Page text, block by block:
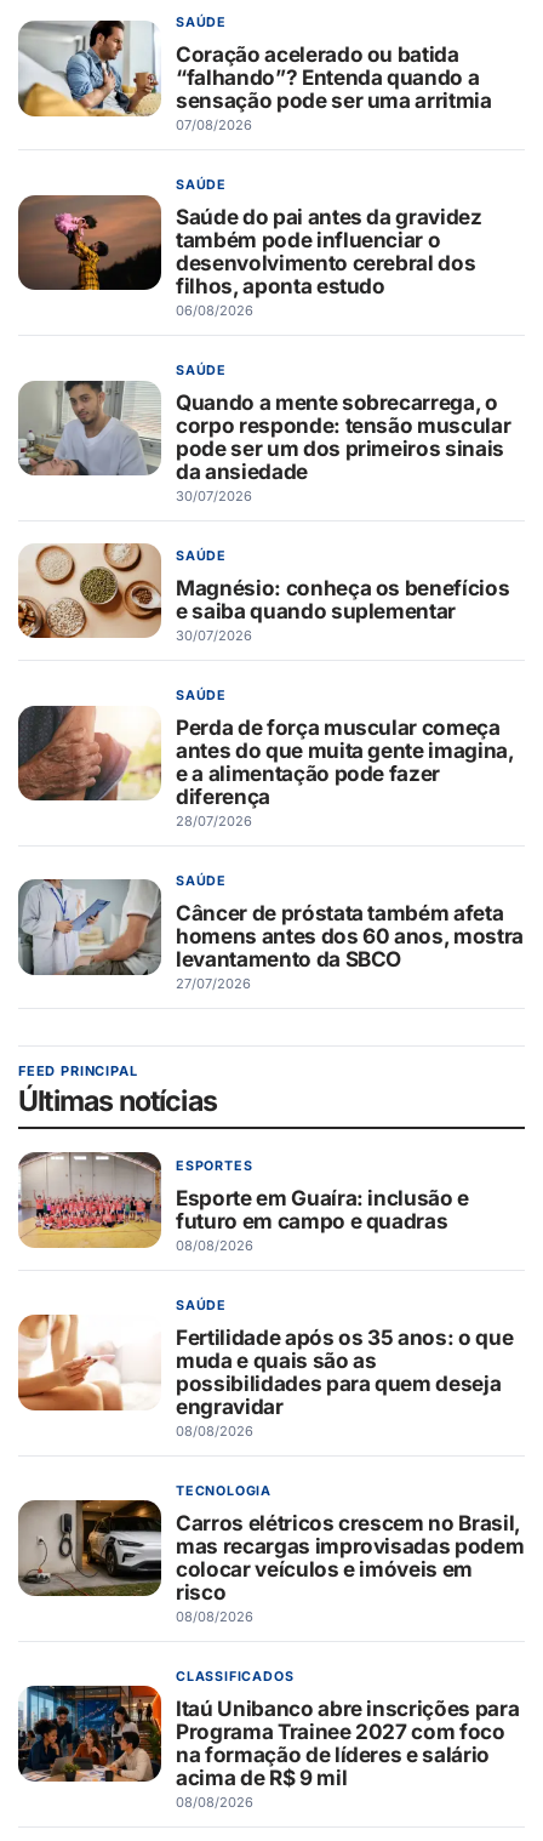
SAÚDE
Coração acelerado ou batida
“falhando”? Entenda quando a
sensação pode ser uma arritmia
07/08/2026
SAÚDE
Saúde do pai antes da gravidez
também pode influenciar o
desenvolvimento cerebral dos
filhos, aponta estudo
06/08/2026
SAÚDE
Quando a mente sobrecarrega, o
corpo responde: tensão muscular
pode ser um dos primeiros sinais
da ansiedade
30/07/2026
SAÚDE
Magnésio: conheça os benefícios
e saiba quando suplementar
30/07/2026
SAÚDE
Perda de força muscular começa
antes do que muita gente imagina,
e a alimentação pode fazer
diferença
28/07/2026
SAÚDE
Câncer de próstata também afeta
homens antes dos 60 anos, mostra
levantamento da SBCO
27/07/2026
FEED PRINCIPAL
Últimas notícias
ESPORTES
Esporte em Guaíra: inclusão e
futuro em campo e quadras
08/08/2026
SAÚDE
Fertilidade após os 35 anos: o que
muda e quais são as
possibilidades para quem deseja
engravidar
08/08/2026
TECNOLOGIA
Carros elétricos crescem no Brasil,
mas recargas improvisadas podem
colocar veículos e imóveis em
risco
08/08/2026
CLASSIFICADOS
Itaú Unibanco abre inscrições para
Programa Trainee 2027 com foco
na formação de líderes e salário
acima de R$ 9 mil
08/08/2026